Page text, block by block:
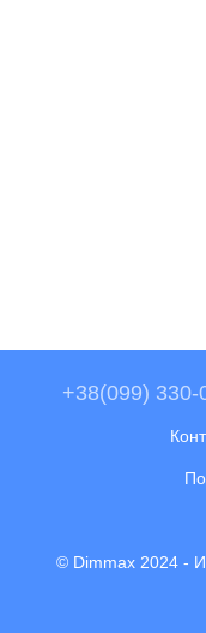
+38(099) 330-
© Dimmax 2024 -